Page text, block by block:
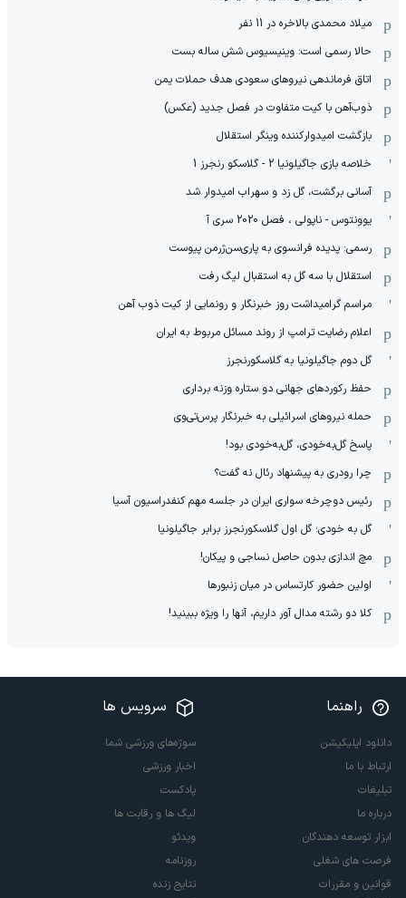
میلاد محمدی بالاخره در 11 نفر
حالا رسمی است: وینیسیوس شش ساله بست
اتاق فرماندهی نیروهای سعودی هدف حملات یمن
ذوب‌آهن با کیت متفاوت در فصل جدید (عکس)
بازگشت امیدوارکننده وینگر استقلال
خلاصه بازی جاگیلونیا 2 - گلاسکو رنجرز 1
آسانی برگشت، گل زد و سهراب امیدوار شد
یوونتوس - ناپولی ، فصل 2020 سری آ
رسمی: پدیده فرانسوی به پاری‌سن‌ژرمن پیوست
استقلال با سه گل به استقبال لیگ رفت
مراسم گرامیداشت روز خبرنگار و رونمایی از کیت ذوب آهن
اعلام رضایت ترامپ از روند مسائل مربوط به ایران
گل دوم جاگیلونیا به گلاسکورنجرز
حفظ رکوردهای جهانی دو ستاره وزنه برداری
حمله نیروهای اسرائیلی به خبرنگار پرس‌تی‌وی
پاسخ گل‌به‌خودی، گل‌به‌خودی بود!
چرا رودری به پیشنهاد رئال نه گفت؟
رئیس دوچرخه سواری ایران در جلسه مهم کنفدراسیون آسیا
گل به خودی؛ گل اول گلاسکورنجرز برابر جاگیلونیا
مچ اندازی بدون حاصل نساجی و پیکان!
اولین حضور کارتساس در میان زنبورها
کلا دو‌ رشته مدال آور داریم، آنها را ویژه ببینید!
راهنما
دانلود اپلیکیشن
ارتباط با ما
تبلیغات
درباره ما
ابزار توسعه دهندگان
فرصت های شغلی
قوانین و مقررات
سرویس ها
سوژه‌های ورزشی شما
اخبار ورزشی
پادکست
لیگ ها و رقابت ها
ویدئو
روزنامه
نتایج زنده